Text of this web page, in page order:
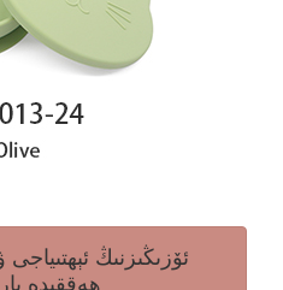
ئۆزىڭىزنىڭ ئېھتىياجى
ھەققىدە